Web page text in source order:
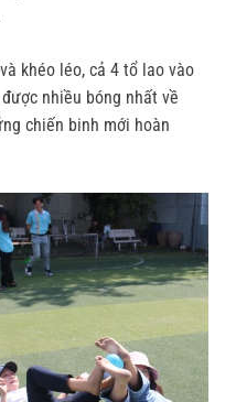
khéo léo, cả 4 tổ lao vào
nhiều bóng nhất về
chiến binh mới hoàn